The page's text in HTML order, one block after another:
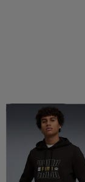
Huippuedullinen